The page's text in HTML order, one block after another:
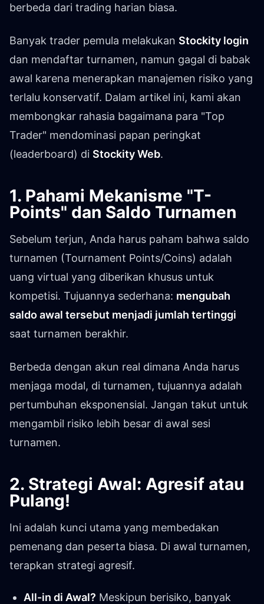
berbeda dari trading harian biasa.
Banyak trader pemula melakukan Stockity login
dan mendaftar turnamen, namun gagal di babak
awal karena menerapkan manajemen risiko yang
terlalu konservatif. Dalam artikel ini, kami akan
membongkar rahasia bagaimana para "Top
Trader" mendominasi papan peringkat
(leaderboard) di Stockity Web.
1. Pahami Mekanisme "T-
Points" dan Saldo Turnamen
Sebelum terjun, Anda harus paham bahwa saldo
turnamen (Tournament Points/Coins) adalah
uang virtual yang diberikan khusus untuk
kompetisi. Tujuannya sederhana: mengubah
saldo awal tersebut menjadi jumlah tertinggi
saat turnamen berakhir.
Berbeda dengan akun real dimana Anda harus
menjaga modal, di turnamen, tujuannya adalah
pertumbuhan eksponensial. Jangan takut untuk
mengambil risiko lebih besar di awal sesi
turnamen.
2. Strategi Awal: Agresif atau
Pulang!
Ini adalah kunci utama yang membedakan
pemenang dan peserta biasa. Di awal turnamen,
terapkan strategi agresif.
All-in di Awal? Meskipun berisiko, banyak